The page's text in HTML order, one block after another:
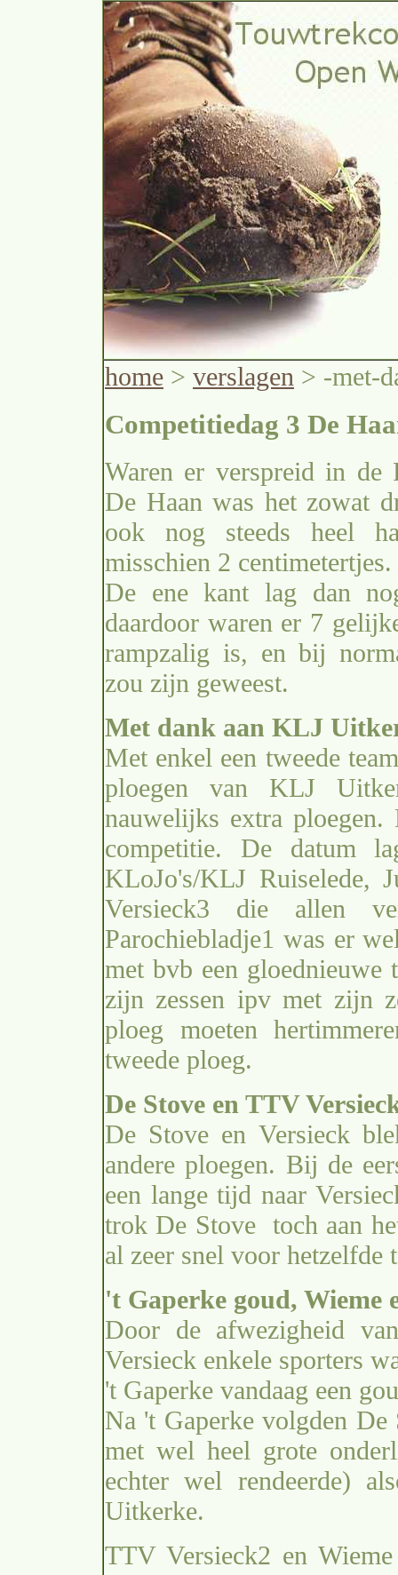
home > verslagen > -met-
Competitiedag 3 De
Waren er verspreid in de
De Haan was het zowat
ook nog steeds heel
misschien 2 centimetertjes.
De ene kant lag dan
daardoor waren er 7
rampzalig is, en bij
zou zijn geweest.
Met dank aan KLJ
Met enkel een tweede
ploegen van KLJ
nauwelijks extra
competitie. De datum
KLoJo's/KLJ Ruiselede,
Versieck3 die allen
Parochiebladje1 was er
met bvb een gloednieuwe
zijn zessen ipv met zijn
ploeg moeten
tweede ploeg.
De Stove en TTV
De Stove en Versieck
andere ploegen. Bij de
een lange tijd naar
trok De Stove toch aan
al zeer snel voor hetzelfde
't Gaperke goud, Wieme
Door de afwezigheid
Versieck enkele sporters
't Gaperke vandaag een
Na 't Gaperke volgden De
met wel heel grote
echter wel rendeerde)
Uitkerke.
TTV Versieck2 en